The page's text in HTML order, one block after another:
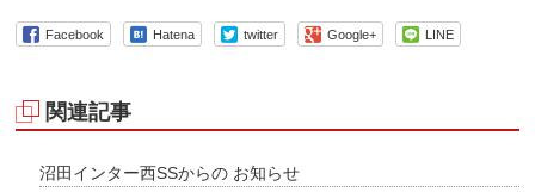
Facebook Hatena twitter Google+ LINE
関連記事
沼田インター西SSからの お知らせ